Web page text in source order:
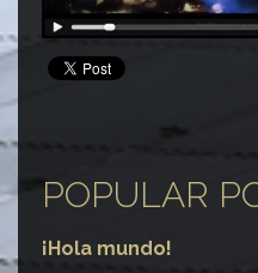
POPULAR
¡Hola mundo!